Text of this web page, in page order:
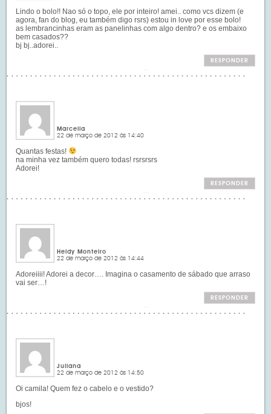
Lindo o bolo!! Nao só o topo, ele por inteiro! amei.. como vcs dizem (e
agora, fan do blog, eu também digo rsrs) estou in love por esse bolo!
as lembrancinhas eram as panelinhas com algo dentro? e os embaixo
bem casados??
bj bj..adorei..
RESPONDER
Marcelia
22 de março de 2012 às 14:40
Quantas festas!
na minha vez também quero todas! rsrsrsrs
Adorei!
RESPONDER
Heidy Monteiro
22 de março de 2012 às 14:44
Adoreiiii! Adorei a decor…. Imagina o casamento de sábado que arraso
vai ser…!
RESPONDER
Juliana
22 de março de 2012 às 14:50
Oi camila! Quem fez o cabelo e o vestido?
bjos!